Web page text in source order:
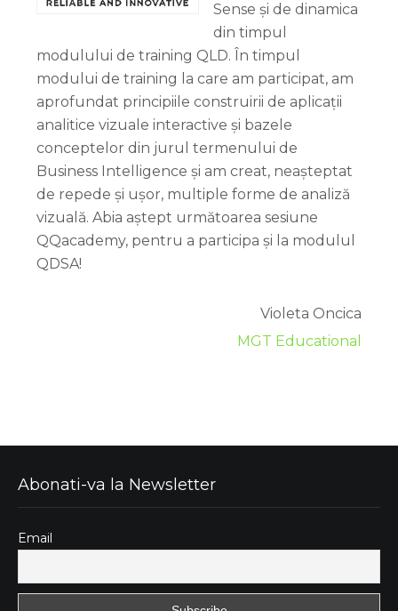
Sense și de dinamica
din timpul
modulului de training QLD. În timpul
modului de training la care am participat, am
aprofundat principiile construirii de aplicații
analitice vizuale interactive și bazele
conceptelor din jurul termenului de
Business Intelligence și am creat, neașteptat
de repede și ușor, multiple forme de analiză
vizuală. Abia aștept următoarea sesiune
QQacademy, pentru a participa și la modulul
QDSA!
Violeta Oncica
MGT Educational
Abonati-va la Newsletter
Email